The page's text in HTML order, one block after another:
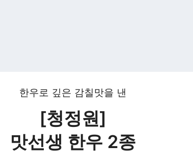
한우로 깊은 감칠맛을 낸
[청정원]
맛선생 한우 2종